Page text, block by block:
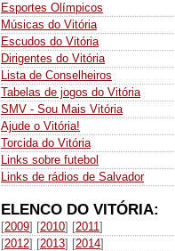
Esportes Olímpicos
Músicas do Vitória
Escudos do Vitória
Dirigentes do Vitória
Lista de Conselheiros
Tabelas de jogos do Vitória
SMV - Sou Mais Vitória
Ajude o Vitória!
Torcida do Vitória
Links sobre futebol
Links de rádios de Salvador
ELENCO DO VITÓRIA:
[2009] [2010] [2011]
[2012] [2013] [2014]